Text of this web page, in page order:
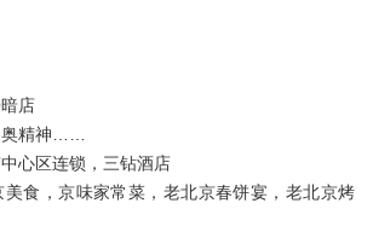
刘老根山庄用餐
( 双奥北京，闪耀五洲
全家福，为您记录幸福瞬间，留下美好回
，让您一到北京就感受到亲人般的温暖。
暗店
精神……
心区连锁，三钻酒店
食，京味家常菜，老北京春饼宴，老北京烤